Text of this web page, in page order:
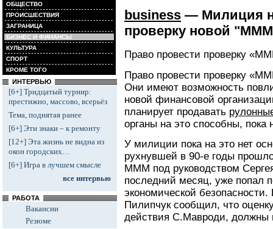
ОБЩЕСТВО
ПРОИСШЕСТВИЯ
ЗАГРАНИЦА
БИЗНЕС И ФИНАНСЫ
КУЛЬТУРА
СПОРТ
КРОМЕ ТОГО
ИНТЕРВЬЮ
[6+] Тридцатый турнир:
престижно, массово, всерьёз
Тема, поднятая ранее
[6+] Эти знаки – к ремонту
[12+] Эта жизнь не видна из
окон городских…
[6+] Игра в лучшем смысле
все интервью
РАБОТА
Вакансии
Резюме
business — Милиция
проверку новой
Право провести проверку
Право провести проверку
Они имеют возможность
новой финансовой
планирует продавать
органы на это способны, пока
У милиции пока на это нет
рухнувшей в 90-е годы
МММ под руководством
последний месяц, уже попал
экономической
Пилипчук сообщил, что
действия С.Мавроди, должны